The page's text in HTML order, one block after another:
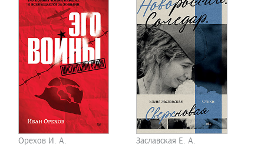
Орехов И. А. Заславская Е. А.